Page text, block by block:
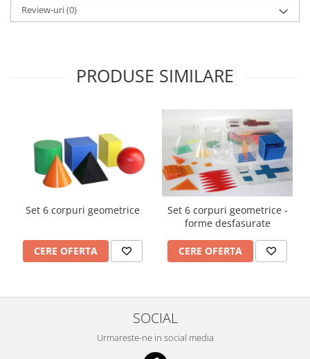
Review-uri(0)
PRODUSE SIMILARE
Set 6 corpuri geometrice
CERE OFERTA
Set 6 corpuri geometrice -
forme desfasurate
CERE OFERTA
SOCIAL
Urmareste-ne in social media